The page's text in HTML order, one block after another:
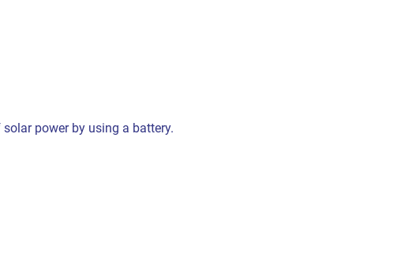
power by using a battery.